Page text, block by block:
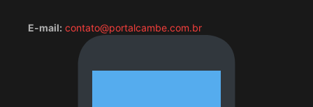
E-mail: contato@portalcambe.com.br